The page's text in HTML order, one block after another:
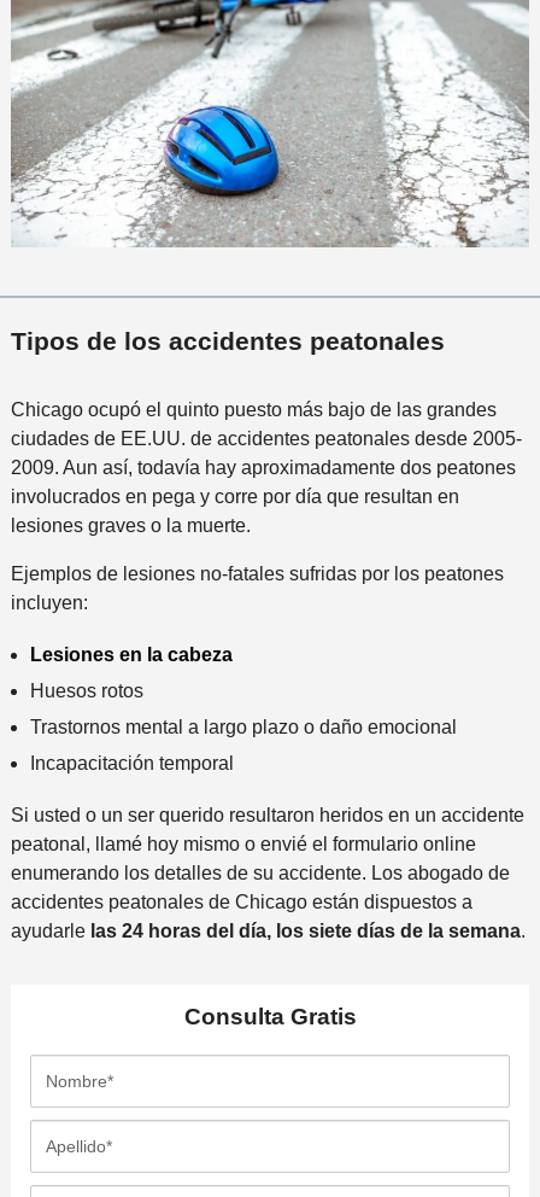
Tipos de los accidentes peatonales
Chicago ocupó el quinto puesto más bajo de las grandes
ciudades de EE.UU. de accidentes peatonales desde 2005-
2009. Aun así, todavía hay aproximadamente dos peatones
involucrados en pega y corre por día que resultan en
lesiones graves o la muerte.
Ejemplos de lesiones no-fatales sufridas por los peatones
incluyen:
Lesiones en la cabeza
Huesos rotos
Trastornos mental a largo plazo o daño emocional
Incapacitación temporal
Si usted o un ser querido resultaron heridos en un accidente
peatonal, llamé hoy mismo o envié el formulario online
enumerando los detalles de su accidente. Los abogado de
accidentes peatonales de Chicago están dispuestos a
ayudarle las 24 horas del día, los siete días de la semana.
Consulta Gratis
m
r
e